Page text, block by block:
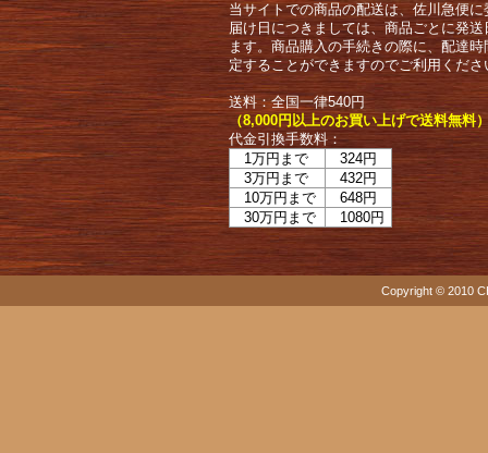
当サイトでの商品の配送は、佐川急便
届け日につきましては、商品ごとに発
ます。商品購入の手続きの際に、配達
定することができますのでご利用くださ
送料：全国一律540円
（8,000円以上のお買い上げで送料無料
代金引換手数料：
1万円まで
324円
3万円まで
432円
10万円まで
648円
30万円まで
1080円
Copyright © 2010